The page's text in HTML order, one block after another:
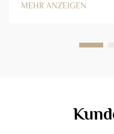
HH-Wert
MEHR ANZEIGEN